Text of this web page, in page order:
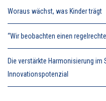
Woraus wächst, was Kinder trägt
“Wir beobachten einen
Die verstärkte Harmonisierung im
Innovationspotenzial